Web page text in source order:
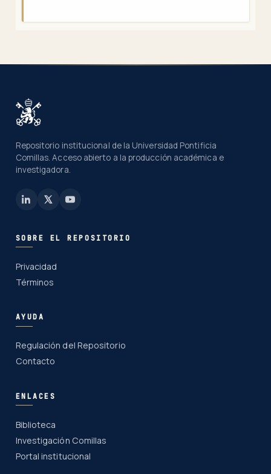
Repositorio institucional de la Universidad Pontificia
Comillas. Acceso abierto a la producción académica e
investigadora.
SOBRE EL REPOSITORIO
Privacidad
Términos
AYUDA
Regulación del Repositorio
Contacto
ENLACES
Biblioteca
Investigación Comillas
Portal institucional